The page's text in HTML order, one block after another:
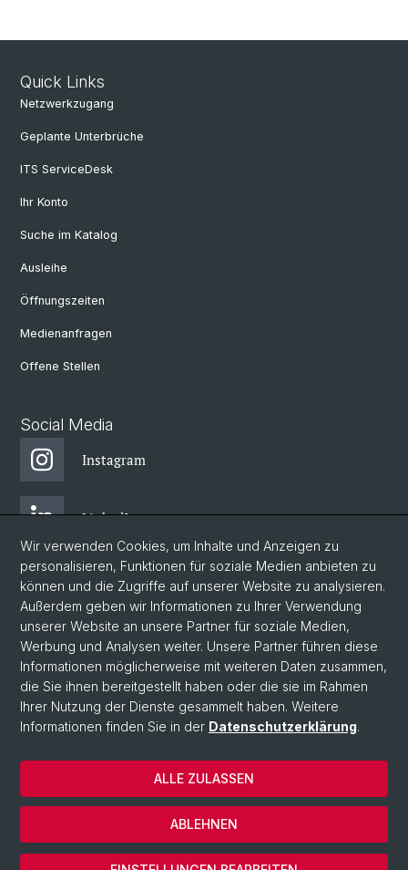
Quick Links
Netzwerkzugang
Geplante Unterbrüche
ITS ServiceDesk
Ihr Konto
Suche im Katalog
Ausleihe
Öffnungszeiten
Medienanfragen
Offene Stellen
Social Media
Instagram
LinkedIn
Facebook
Bluesky
Blog
© Universität Basel
Wir verwenden Cookies, um Inhalte und Anzeigen zu
personalisieren, Funktionen für soziale Medien anbieten zu
können und die Zugriffe auf unserer Website zu analysieren.
Außerdem geben wir Informationen zu Ihrer Verwendung
unserer Website an unsere Partner für soziale Medien,
Werbung und Analysen weiter. Unsere Partner führen diese
Informationen möglicherweise mit weiteren Daten zusammen,
die Sie ihnen bereitgestellt haben oder die sie im Rahmen
Ihrer Nutzung der Dienste gesammelt haben. Weitere
Informationen finden Sie in der Datenschutzerklärung.
ABLEHNEN
ALLE ZULASSEN